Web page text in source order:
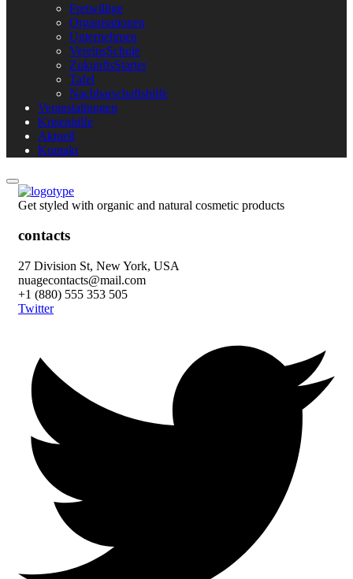
Freiwillige
Organisationen
Unternehmen
VereinsSchule
ZukunftsStarter
Tafel
Nachbarschaftshilfe
Veranstaltungen
Krisenhilfe
Aktuell
Kontakt
Get styled with organic and natural cosmetic products
contacts
27 Division St, New York, USA
nuagecontacts@mail.com
+1 (880) 555 353 505
Twitter